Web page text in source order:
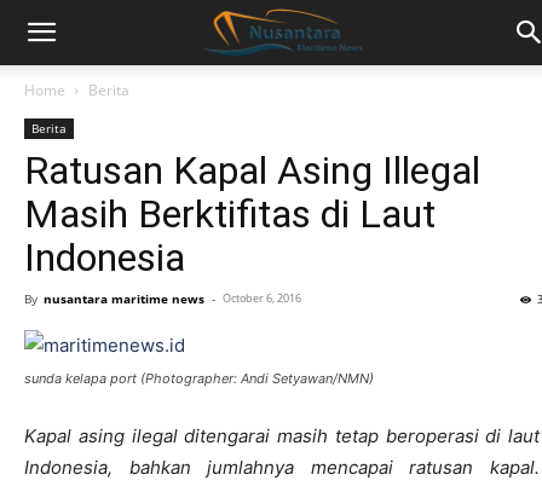
Home Berita
Berita
Ratusan Kapal Asing Illegal
Masih Berktifitas di Laut
Indonesia
By nusantara maritime news - October 6, 2016
sunda kelapa port (Photographer: Andi Setyawan/NMN)
Kapal asing ilegal ditengarai masih tetap beroperasi di laut
Indonesia, bahkan jumlahnya mencapai ratusan kapal.